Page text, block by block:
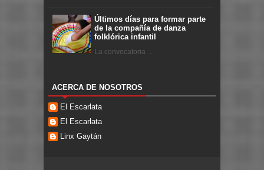
Últimos días para formar parte
de la compañía de danza
folklórica infantil
La convocatoria ...
ACERCA DE NOSOTROS
El Escarlata
El Escarlata
Linx Gaytán